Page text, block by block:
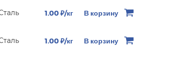
1.00 ₽/кг В корзину
1.00 ₽/кг В корзину